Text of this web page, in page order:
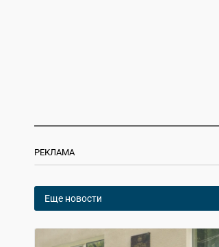
РЕКЛАМА
Еще новости